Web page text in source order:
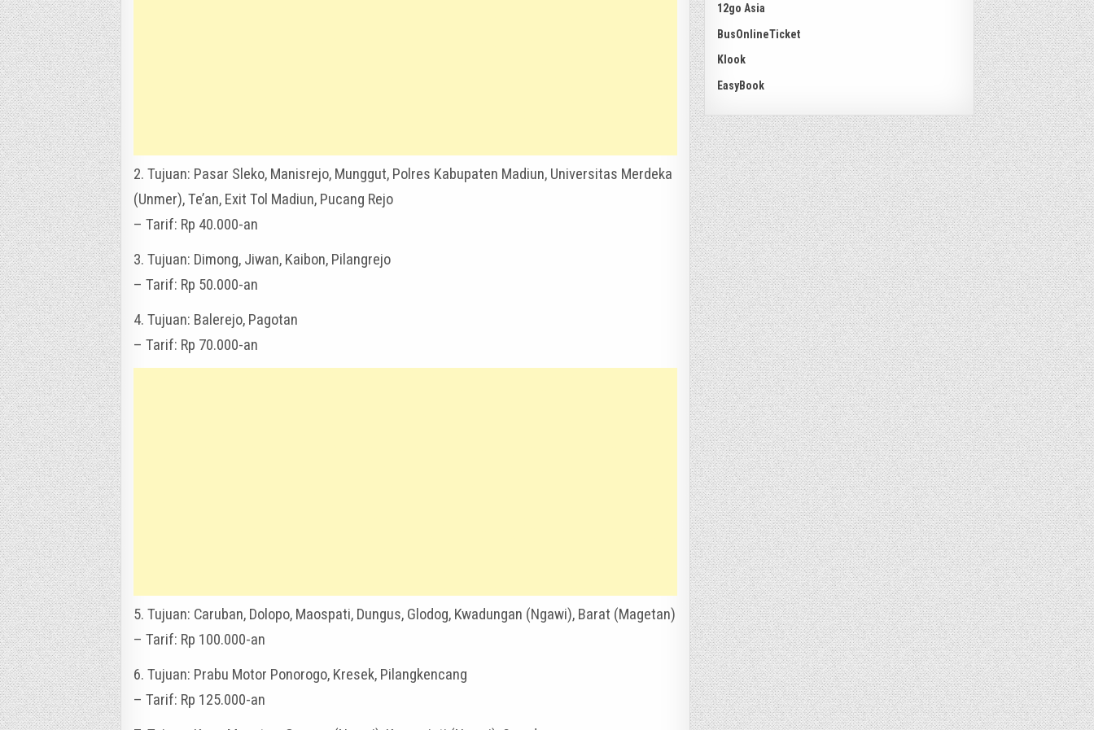
2. Tujuan: Pasar Sleko, Manisrejo, Munggut, Polres Kabupaten Madiun, Universitas Merdeka
(Unmer), Te’an, Exit Tol Madiun, Pucang Rejo
– Tarif: Rp 40.000-an
3. Tujuan: Dimong, Jiwan, Kaibon, Pilangrejo
– Tarif: Rp 50.000-an
4. Tujuan: Balerejo, Pagotan
– Tarif: Rp 70.000-an
5. Tujuan: Caruban, Dolopo, Maospati, Dungus, Glodog, Kwadungan (Ngawi), Barat (Magetan)
– Tarif: Rp 100.000-an
6. Tujuan: Prabu Motor Ponorogo, Kresek, Pilangkencang
– Tarif: Rp 125.000-an
12go Asia
BusOnlineTicket
Klook
EasyBook